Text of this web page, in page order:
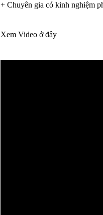
+ Chuyên gia có kinh nghiệm
Xem Video ở đây